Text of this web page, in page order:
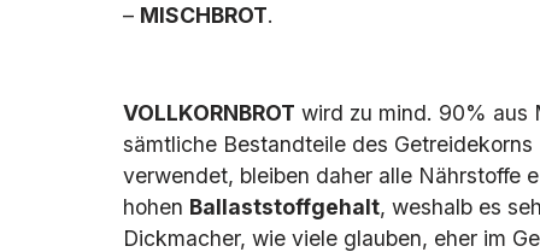
– MISCHBROT.
VOLLKORNBROT wird zu mind. 90% aus
sämtliche Bestandteile des
verwendet, bleiben daher alle Nährstoffe
hohen Ballaststoffgehalt, weshalb es
Dickmacher, wie viele glauben, eher im